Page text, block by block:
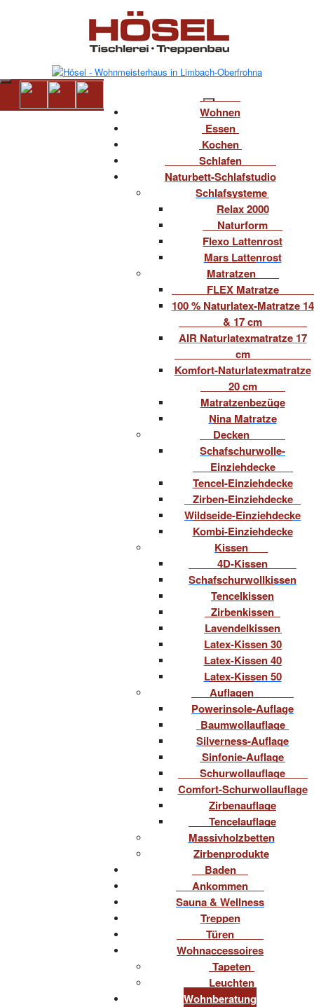
Wohnen
Essen
Kochen
Schlafen
Naturbett-Schlafstudio
Schlafsysteme
Relax 2000
Naturform
Flexo Lattenrost
Mars Lattenrost
Matratzen
FLEX Matratze
100 % Naturlatex-Matratze 14
& 17 cm
AIR Naturlatexmatratze 17
cm
Komfort-Naturlatexmatratze
20 cm
Matratzenbezüge
Nina Matratze
Decken
Schafschurwolle-
Einziehdecke
Tencel-Einziehdecke
Zirben-Einziehdecke
Wildseide-Einziehdecke
Kombi-Einziehdecke
Kissen
4D-Kissen
Schafschurwollkissen
Tencelkissen
Zirbenkissen
Lavendelkissen
Latex-Kissen 30
Latex-Kissen 40
Latex-Kissen 50
Auflagen
Powerinsole-Auflage
Baumwollauflage
Silverness-Auflage
Sinfonie-Auflage
Schurwollauflage
Comfort-Schurwollauflage
Zirbenauflage
Tencelauflage
Massivholzbetten
Zirbenprodukte
Baden
Ankommen
Sauna & Wellness
Treppen
Türen
Wohnaccessoires
Tapeten
Leuchten
Wohnberatung